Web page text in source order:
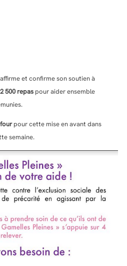
et confirme son soutien à
500 repaspour aider ensemble
pour cette mise en avant dans
semaine.